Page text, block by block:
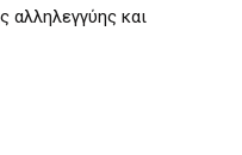
αλληλεγγύης και